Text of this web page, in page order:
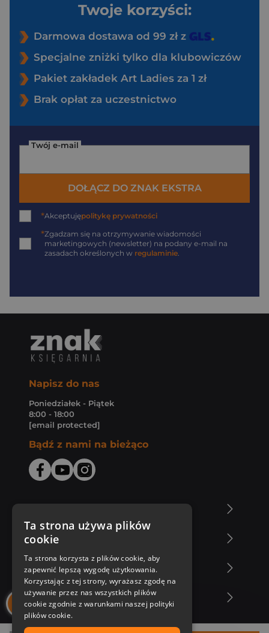
Twoje korzyści:
Darmowa dostawa od 99 zł z
Specjalne zniżki tylko dla klubowiczów
Pakiet zakładek Art Ladies za 1 zł
Brak opłat za uczestnictwo
Twój e-mail
DOŁĄCZ DO ZNAK EKSTRA
*Akceptujępolitykę prywatności
*Zgadzam się na otrzymywanie wiadomości
marketingowych (newsletter) na podany e-mail na
zasadach określonych w regulaminie
Napisz do nas
Poniedziałek - Piątek
8:00 - 18:00
[email protected]
Bądź z nami na bieżąco
Zakupy u nas
Nasza oferta
Nasi autorzy
Ta strona używa plików
cookie
Ta strona korzysta z plików cookie, aby
zapewnić lepszą wygodę użytkowania.
Korzystając z tej strony, wyrażasz zgodę na
używanie przez nas wszystkich plików
cookie zgodnie z warunkami naszej polityki
plików cookie.